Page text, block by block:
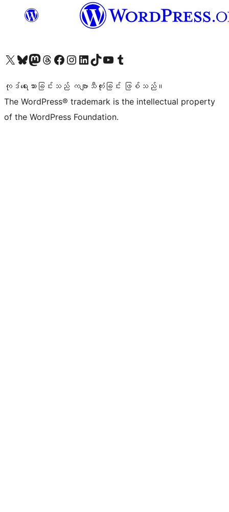
ကျွန်ုပ်တို့၏ X (ယခင် Twitter) အကောင့်သို့ သွားရောက်ကြည့်ရှုပါကျွန်ုပ်တို့၏ Bluesky အကောင့်သို့ ဝင်ရောက်ကြည့်ရှုရန်
ကျွန်ုပ်တို့၏ Mastodon အကောင့်သို့ သွားရောက်ကြည့်ရှုပါကျွန်ုပ်တို့၏ Threads အကောင့်သို့ ဝင်ရောက်ကြည့်ရှုရန်
ကျွန်ုပ်တို့၏ Facebook စာမျက်နှာသို့ သွားရောက်ကြည့်ရှုပါကျွန်ုပ်တို့၏ Instagram အကောင့်သို့ သွားရောက်ကြည့်ရှုပါ ကျွန်ုပ်တို့၏ LinkedIn အကောင့်သို့ သွားရောက်ကြည့်ရှုပါကျွန်ုပ်တို့၏ TikTok အကောင့်သို့ ဝင်ရောက်ကြည့်ရှုရန်
ကျွန်ုပ်တို့၏ YouTube ချန်နယ်သို့ သွားရောက်ကြည့်ရှုပါ ကျွန်ုပ်တို့၏ Tumblr အကောင့်သို့ ဝင်ရောက်ကြည့်ရှုရန်
ကုဒ်ရေးသားခြင်းသည် ကဗျာသီကုံးခြင်း ဖြစ်သည်။
The WordPress® trademark is the intellectual property
of the WordPress Foundation.